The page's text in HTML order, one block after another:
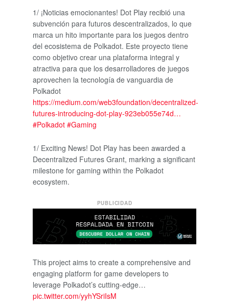
1/ ¡Noticias emocionantes! Dot Play recibió una
subvención para futuros descentralizados, lo que
marca un hito importante para los juegos dentro
del ecosistema de Polkadot. Este proyecto tiene
como objetivo crear una plataforma integral y
atractiva para que los desarrolladores de juegos
aprovechen la tecnología de vanguardia de
Polkadot
https://medium.com/web3foundation/decentralized-
futures-introducing-dot-play-923eb055e74d…
#Polkadot #Gaming
1/ Exciting News! Dot Play has been awarded a
Decentralized Futures Grant, marking a significant
milestone for gaming within the Polkadot
ecosystem.
PUBLICIDAD
This project aims to create a comprehensive and
engaging platform for game developers to
leverage Polkadot’s cutting-edge…
pic.twitter.com/yyhYSriIsM